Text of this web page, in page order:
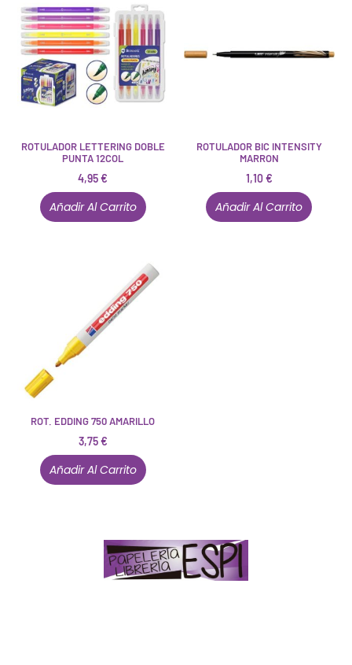
ROTULADOR LETTERING DOBLE
PUNTA 12COL
4,95€
Añadir Al Carrito
ROTULADOR BIC INTENSITY
MARRON
1,10€
Añadir Al Carrito
ROT. EDDING 750 AMARILLO
3,75€
Añadir Al Carrito